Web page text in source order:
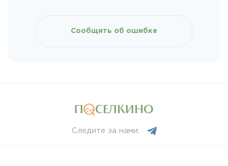
Приморское
Сообщить об ошибке
Следите за нами: